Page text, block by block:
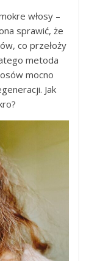
włosy –
sprawić, że
co przełoży
metoda
mocno
Jak